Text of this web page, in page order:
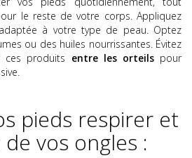
le reste de votre corps. Appliquez
à votre type de peau. Optez
ou des huiles nourrissantes. Évitez
ces produits entre les orteilspour
pieds respirer et
vos ongles :